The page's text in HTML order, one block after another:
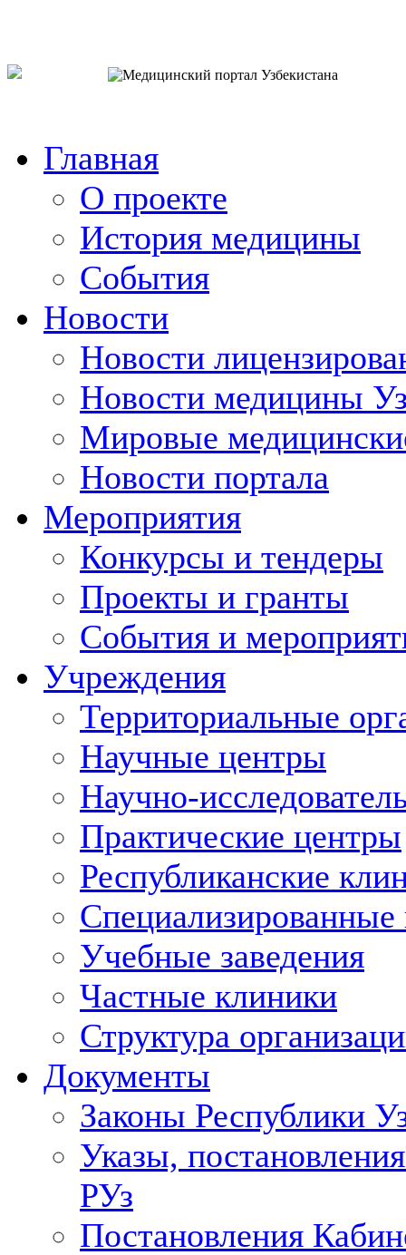
Главная
О проекте
История медицины
События
Новости
Новости
Новости медицины
Мировые
Новости портала
Мероприятия
Конкурсы и тендеры
Проекты и гранты
События и
Учреждения
Территориальные
Научные центры
Научно-
Практические центры
Республиканские
Учебные заведения
Частные клиники
Структура
Документы
Законы Республики
Указы,
РУз
Постановления